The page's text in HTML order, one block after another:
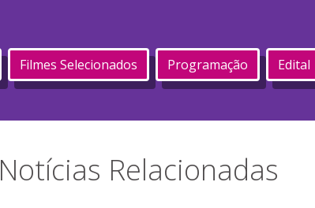
Filmes Selecionados Programação Edital
Notícias Relacionadas